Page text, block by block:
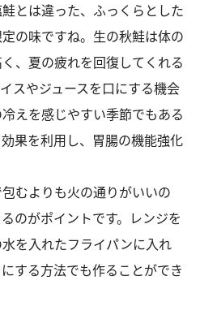
とは違った、ふっくらとした
の味ですね。生の秋鮭は体の
、夏の疲れを回復してくれる
スやジュースを口にする機会
えを感じやすい季節でもある
果を利用し、胃腸の機能強化
むよりも火の通りがいいの
のがポイントです。レンジを
を入れたフライパンに入れ
する方法でも作ることができ